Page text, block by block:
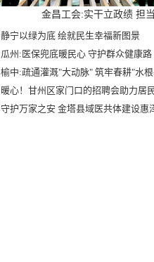
金昌工会:实干立政绩 担
静宁以绿为底 绘就民生幸福新图景
瓜州:医保兜底暖民心 守护群众健康路
榆中:疏通灌溉"大动脉" 筑牢春耕"水
暖心！甘州区家门口的招聘会助力居
守护万家之安 金塔县域医共体建设惠